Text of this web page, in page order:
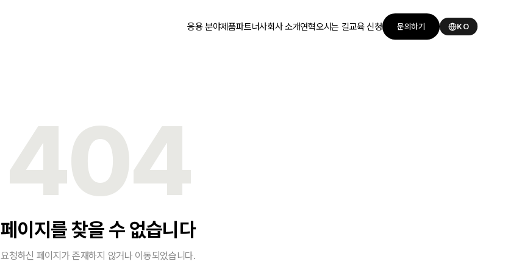
응용 분야제품파트너사회사 소개연혁오시는 길교육 신청 문의하기 KO
404
페이지를 찾을 수 없습니다
요청하신 페이지가 존재하지 않거나 이동되었습니다.